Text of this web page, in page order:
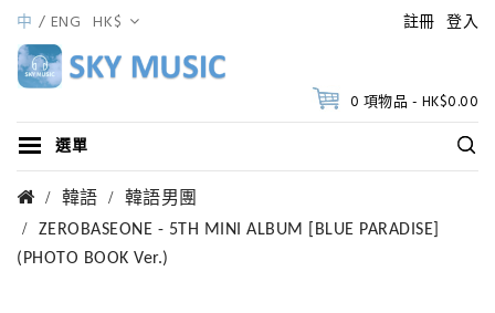
註冊 登入
中 ENG HK$
0 項物品 - HK$0.00
選單
韓語
韓語男團
ZEROBASEONE - 5TH MINI ALBUM [BLUE PARADISE]
(PHOTO BOOK Ver.)